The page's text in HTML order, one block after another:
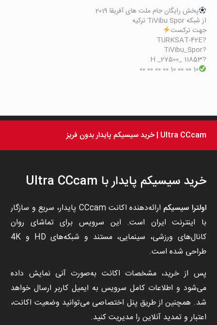
پخش رايگان جام ملت های آفریقا 2019
از شبكه TiVibu Spor تركيه
جهت تركست
?TURKSAT-42E
?TiVibu_Spor
?11853 _H _27500
10 00 00 10 00 00 00 00
Ultra CCcam | خرید سیسیکم پایدار بدون فریز
خرید سیسیکم پایدار با Ultra CCcam
اولترا سیسیکم
ارائه‌دهنده اکانت CCcam پایدار، سریع و سازگار
با اینترنت ایران است. این سرویس برای تماشای روان
کانال‌های ورزشی، سینمایی، مستند و شبکه‌های HD و 4K
طراحی شده است.
پس از خرید، مشخصات اکانت به‌صورت آنی نمایش داده
می‌شود و اطلاعات کامل سرویس به ایمیل کاربر ارسال خواهد
شد. همچنین از طریق پنل اختصاصی می‌توانید وضعیت اکانت،
اعتبار و تمدید آنلاین را مدیریت کنید.